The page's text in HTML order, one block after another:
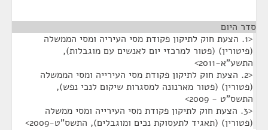
סדר היום
<1. הצעת חוק לתיקון פקודת מסי העיריה ומסי הממשלה
(פיטורין) (פטור למרכזי יום לאנשים עם מוגבלות),
התשע"א-2011>
<2. הצעת חוק לתיקון פקודת מסי העירייה ומסי הממשלה
(פטורין) (פטור מארנונה למסגרות שיקום לנכי נפש),
התשס"ט - 2009>
<3. הצעת חוק לתיקון פקודת מסי העירייה ומסי ממשלה
(פטורין) (תאגיד לתעסוקת נכים ומוגבלים), התשס"ט-2009>